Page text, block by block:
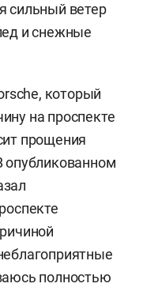
сильный ветер
и снежные
который
на проспекте
прощения
опубликованном
полностью